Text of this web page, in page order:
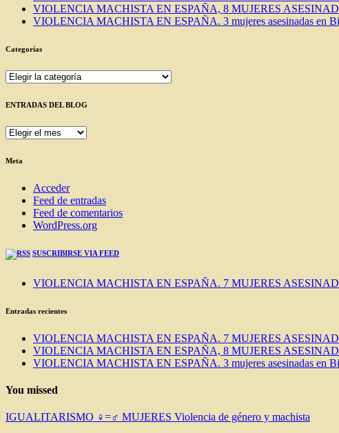
VIOLENCIA MACHISTA EN ESPAÑA, 8 MUJERES
VIOLENCIA MACHISTA EN ESPAÑA. 3 mujeres asesinadas en
Categorías
Categorías
ENTRADAS DEL BLOG
ENTRADAS
BLOG
Meta
Acceder
Feed de entradas
Feed de comentarios
WordPress.org
SUSCRIBIRSE VIA FEED
VIOLENCIA MACHISTA EN ESPAÑA. 7 MUJERES
Entradas recientes
VIOLENCIA MACHISTA EN ESPAÑA. 7 MUJERES
VIOLENCIA MACHISTA EN ESPAÑA, 8 MUJERES
VIOLENCIA MACHISTA EN ESPAÑA. 3 mujeres asesinadas en
You missed
IGUALITARISMO ♀=♂ MUJERES Violencia de género y machista